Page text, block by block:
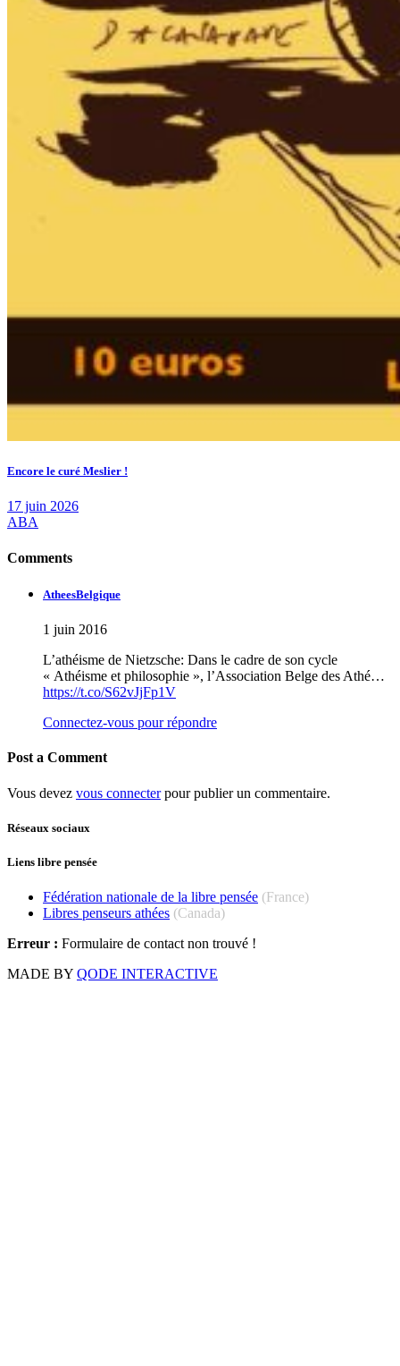
Encore le curé Meslier !
17 juin 2026
ABA
Comments
AtheesBelgique
1 juin 2016
L’athéisme de Nietzsche: Dans le cadre de son cycle
« Athéisme et philosophie », l’Association Belge des Athé…
https://t.co/S62vJjFp1V
Connectez-vous pour répondre
Post a Comment
Vous devez vous connecterpour publier un commentaire.
Réseaux sociaux
Liens libre pensée
Fédération nationale de la libre pensée (France)
Libres penseurs athées (Canada)
Erreur : Formulaire de contact non trouvé !
MADE BY QODE INTERACTIVE